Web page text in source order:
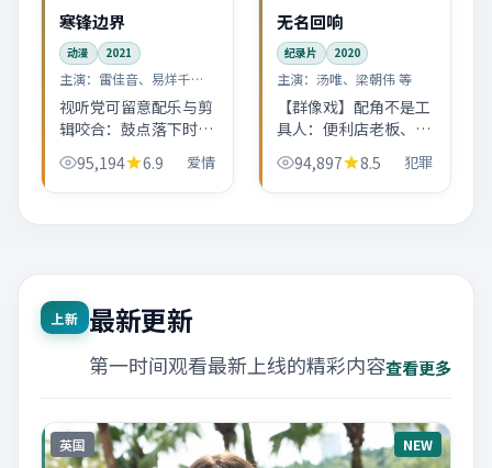
寒锋边界
动漫 2021
主演： 雷佳音、易烊千玺
等
视听党可留意配乐与剪
辑咬合：鼓点落下时，
往往是人物做出不可逆
选择的前一秒。雷佳
95,194 6.9 爱情
无名回响
纪录片 2020
主演： 汤唯、梁朝伟 等
【群像戏】配角不是工
具人：便利店老板、夜
班司机、邻居阿姨……
都在推动主线。无名回
94,897 8.5 犯罪
上新 最新更新
第一时间观看最新上线的精彩内容查看更多
英国 NEW